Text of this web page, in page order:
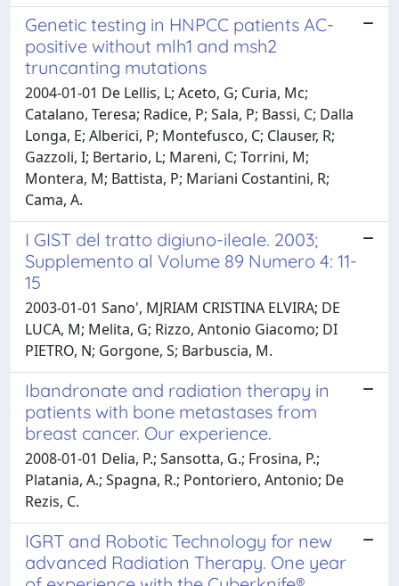
Genetic testing in HNPCC patients AC-
positive without mlh1 and msh2
truncanting mutations
2004-01-01 De Lellis, L; Aceto, G; Curia, Mc;
Catalano, Teresa; Radice, P; Sala, P; Bassi, C; Dalla
Longa, E; Alberici, P; Montefusco, C; Clauser, R;
Gazzoli, I; Bertario, L; Mareni, C; Torrini, M;
Montera, M; Battista, P; Mariani Costantini, R;
Cama, A.
I GIST del tratto digiuno-ileale. 2003;
Supplemento al Volume 89 Numero 4: 11-
15
2003-01-01 Sano', MJRIAM CRISTINA ELVIRA; DE
LUCA, M; Melita, G; Rizzo, Antonio Giacomo; DI
PIETRO, N; Gorgone, S; Barbuscia, M.
Ibandronate and radiation therapy in
patients with bone metastases from
breast cancer. Our experience.
2008-01-01 Delia, P.; Sansotta, G.; Frosina, P.;
Platania, A.; Spagna, R.; Pontoriero, Antonio; De
Rezis, C.
IGRT and Robotic Technology for new
advanced Radiation Therapy. One year